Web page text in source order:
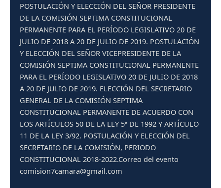
POSTULACIÓN Y ELECCIÓN DEL SEÑOR PRESIDENTE
DE LA COMISIÓN SEPTIMA CONSTITUCIONAL
PERMANENTE PARA EL PERÍODO LEGISLATIVO 20 DE
JULIO DE 2018 A 20 DE JULIO DE 2019. POSTULACIÓN
Y ELECCIÓN DEL SEÑOR VICEPRESIDENTE DE LA
COMISIÓN SEPTIMA CONSTITUCIONAL PERMANENTE
PARA EL PERÍODO LEGISLATIVO 20 DE JULIO DE 2018
A 20 DE JULIO DE 2019. ELECCIÓN DEL SECRETARIO
GENERAL DE LA COMISIÓN SEPTIMA
CONSTITUCIONAL PERMANENTE DE ACUERDO CON
LOS ARTÍCULOS 50 DE LA LEY 5ª DE 1992 Y ARTÍCULO
11 DE LA LEY 3/92. POSTULACIÓN Y ELECCIÓN DEL
SECRETARIO DE LA COMISIÓN, PERIODO
CONSTITUCIONAL 2018-2022.Correo del evento
comision7camara@gmail.com